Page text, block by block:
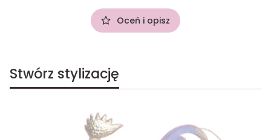
Oceń i opisz
Stwórz stylizację